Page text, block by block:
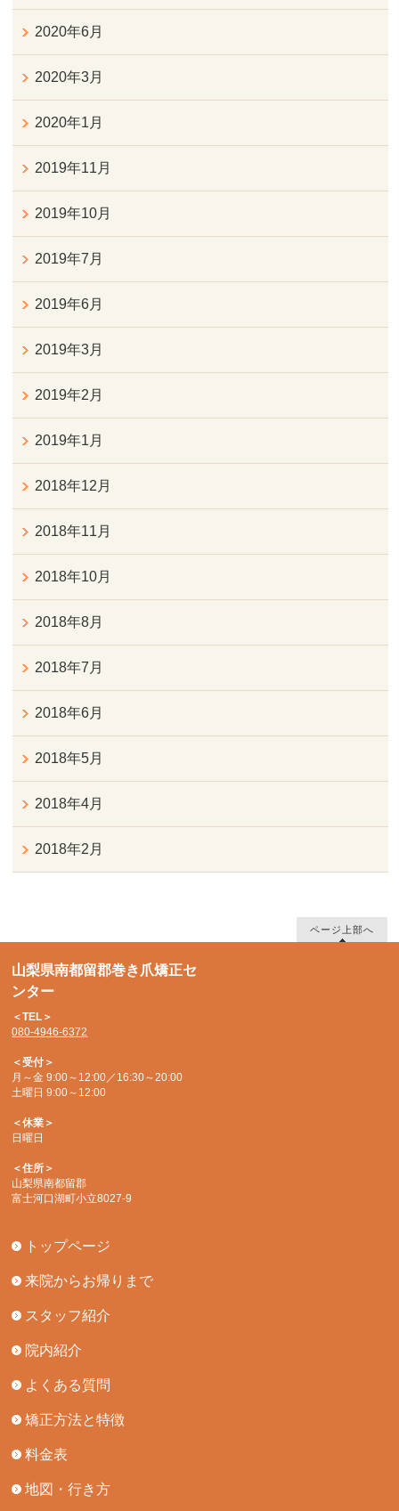
2020年6月
2020年3月
2020年1月
2019年11月
2019年10月
2019年7月
2019年6月
2019年3月
2019年2月
2019年1月
2018年12月
2018年11月
2018年10月
2018年8月
2018年7月
2018年6月
2018年5月
2018年4月
2018年2月
ページ上部へ
山梨県南都留郡巻き爪矯正セ
ンター
＜TEL＞
080-4946-6372
＜受付＞
月～金 9:00～12:00／16:30～20:00
土曜日 9:00～12:00
＜休業＞
日曜日
＜住所＞
山梨県南都留郡
富士河口湖町小立8027-9
トップページ
来院からお帰りまで
スタッフ紹介
院内紹介
よくある質問
矯正方法と特徴
料金表
地図・行き方